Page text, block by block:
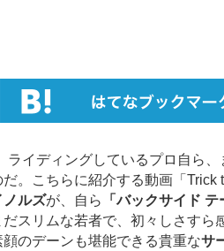
ライディングしているプロ自ら、
。こちらに紹介する動画「Trick
ノルズが、自ら 「バックサイド
スリムな若者で、初々しさすら
のデーンも堪能できる貴重なサ